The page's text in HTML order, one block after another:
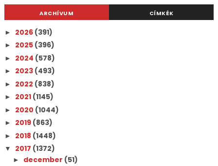
ARCHÍVUM CÍMKÉK
► 2026 (391)
► 2025 (396)
► 2024 (578)
► 2023 (493)
► 2022 (838)
► 2021 (1145)
► 2020 (1044)
► 2019 (863)
► 2018 (1448)
▼ 2017 (1372)
► december (51)